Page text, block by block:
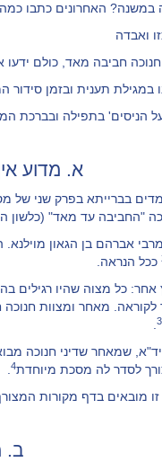
במשנה? האחרונים כתבו
חביבה מאד, כולם ידעו
תענית ובזמן סידור
הניסים' בתפילה ובברכת
א. מדוע
בברייתא בפרק שני של
"החביבה עד מאד"
אברהם בן הגאון
ככל הנראה.
כל מצוה שהיו רגילים
מאחר ומצוות חנוכה
3
שמאחר שדיני חנוכה
לסדר לה מסכת מיוחדת4
מובאים בדף מקורות
ב.